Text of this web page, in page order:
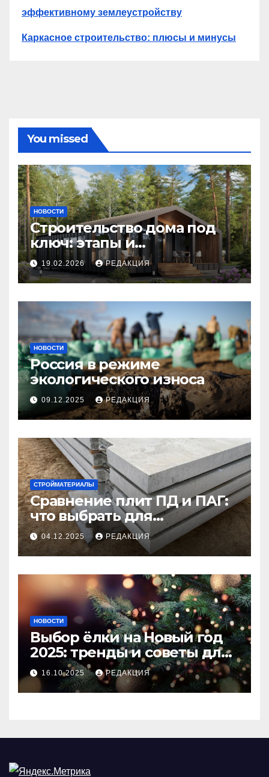
эффективному землеустройству
Каркасное строительство: плюсы и минусы
You missed
НОВОСТИ
Строительство дома под
ключ: этапы и
планирование бюджета
19.02.2026 РЕДАКЦИЯ
НОВОСТИ
Россия в режиме
экологического износа
09.12.2025 РЕДАКЦИЯ
СТРОЙМАТЕРИАЛЫ
Сравнение плит ПД и ПАГ:
что выбрать для
долговечного и прочного
покрытия
04.12.2025 РЕДАКЦИЯ
НОВОСТИ
Выбор ёлки на Новый год
2025: тренды и советы для
идеального праздника
16.10.2025 РЕДАКЦИЯ